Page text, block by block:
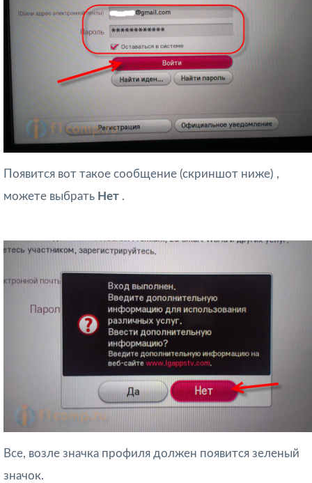
Появится вот такое сообщение (скриншот ниже) ,
можете выбрать Нет .
Все, возле значка профиля должен появится зеленый
значок.